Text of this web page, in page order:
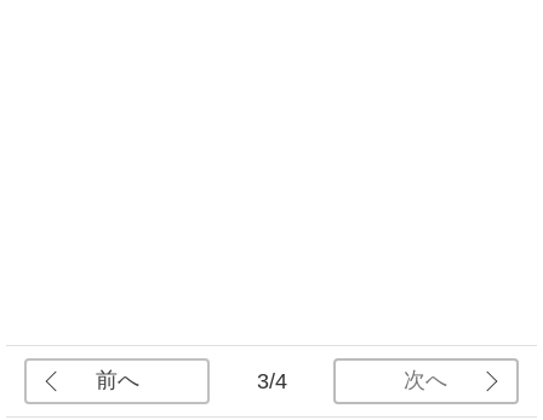
前へ 3/4 次へ